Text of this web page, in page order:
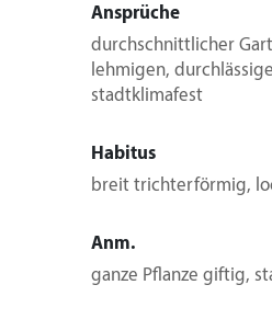
Ansprüche
durchschnittlicher
lehmigen,
stadtklimafest
Habitus
breit trichterförmig,
Anm.
ganze Pflanze giftig,